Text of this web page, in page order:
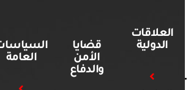
العلاقات
الدولية
قضايا
الأمن
والدفاع
السياسات
العامة